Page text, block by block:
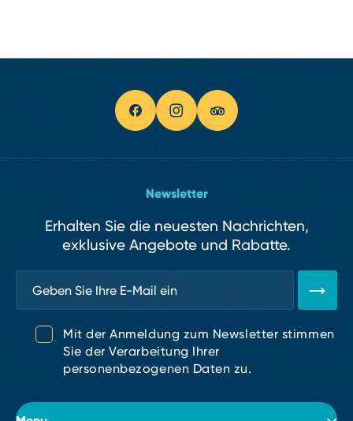
Newsletter
Erhalten Sie die neuesten Nachrichten,
exklusive Angebote und Rabatte.
Mit der Anmeldung zum Newsletter stimmen
Sie der Verarbeitung Ihrer
personenbezogenen Daten zu.